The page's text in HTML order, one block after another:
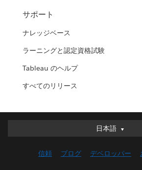
サポート
ナレッジベース
ラーニングと認定資格試験
Tableau のヘルプ
すべてのリリース
日本語
日本語
English (UK)
信頼 ブログ デベロッパー